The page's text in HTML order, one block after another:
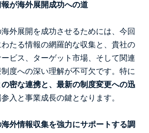
が海外展開成功への道
外展開を成功させるためには、今回
たる情報の網羅的な収集と、貴社の
ビス、ターゲット市場、そして関連
度への深い理解が不可欠です。特に
密な連携と、最新の制度変更への迅
入と事業成長の鍵となります。
外情報収集を強力にサポートする調